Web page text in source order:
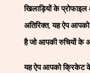
खिलाड़ियों के
अतिरिक्त, यह ऐप
है जो आपकी रुचियों के
यह ऐप आपको क्रिकेट